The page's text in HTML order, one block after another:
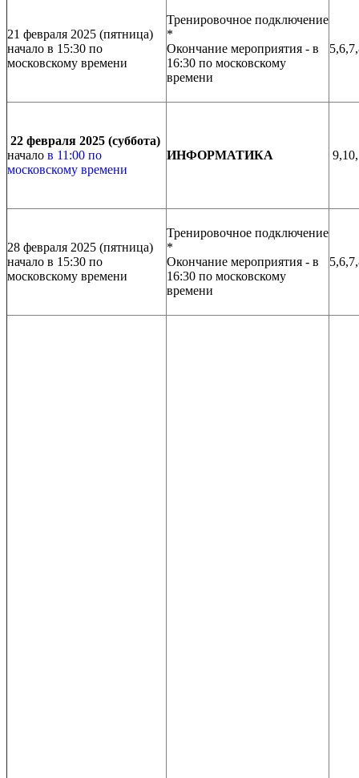
21 февраля 2025 (пятница)
начало в 15:30 по
московскому времени
Тренировочное подключение
*
Окончание мероприятия - в
16:30 по московскому
времени
22 февраля 2025 (суббота)
начало в 11:00 по
московскому времени
ИНФОРМАТИКА
28 февраля 2025 (пятница)
начало в 15:30 по
московскому времени
Тренировочное подключение
*
Окончание мероприятия - в
16:30 по московскому
времени